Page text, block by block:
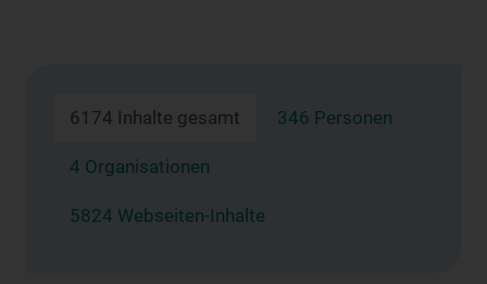
6174 Inhalte gesamt 346 Personen
4 Organisationen
5824 Webseiten-Inhalte